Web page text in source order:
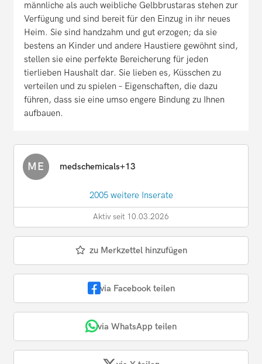
männliche als auch weibliche Gelbbrustaras stehen zur
Verfügung und sind bereit für den Einzug in ihr neues
Heim. Sie sind handzahm und gut erzogen; da sie
bestens an Kinder und andere Haustiere gewöhnt sind,
stellen sie eine perfekte Bereicherung für jeden
tierlieben Haushalt dar. Sie lieben es, Küsschen zu
verteilen und zu spielen – Eigenschaften, die dazu
führen, dass sie eine umso engere Bindung zu Ihnen
aufbauen.
ME medschemicals+13
2005 weitere Inserate
Aktiv seit 10.03.2026
zu Merkzettel hinzufügen
via Facebook teilen
via WhatsApp teilen